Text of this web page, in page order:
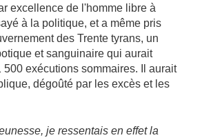
excellence de l'homme libre à
à la politique, et a même pris
des Trente tyrans, un
et sanguinaire qui aurait
500 exécutions sommaires. Il aurait
dégoûté par les excès et les
je ressentais en effet la